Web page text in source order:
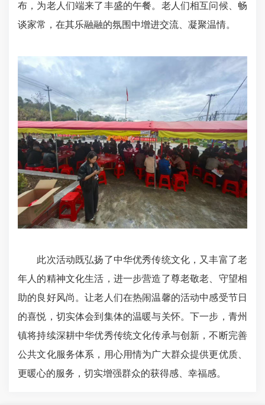
布，为老人们端来了丰盛的午餐。老人们相互问候、畅
谈家常，在其乐融融的氛围中增进交流、凝聚温情。
此次活动既弘扬了中华优秀传统文化，又丰富了老
年人的精神文化生活，进一步营造了尊老敬老、守望相
助的良好风尚。让老人们在热闹温馨的活动中感受节日
的喜悦，切实体会到集体的温暖与关怀。下一步，青州
镇将持续深耕中华优秀传统文化传承与创新，不断完善
公共文化服务体系，用心用情为广大群众提供更优质、
更暖心的服务，切实增强群众的获得感、幸福感。